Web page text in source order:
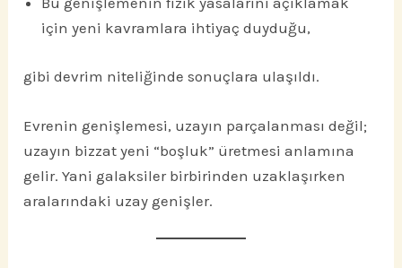
için yeni kavramlara ihtiyaç duyduğu,
gibi devrim niteliğinde sonuçlara ulaşıldı.
Evrenin genişlemesi, uzayın parçalanması değil;
uzayın bizzat yeni “boşluk” üretmesi anlamına
gelir. Yani galaksiler birbirinden uzaklaşırken
aralarındaki uzay genişler.